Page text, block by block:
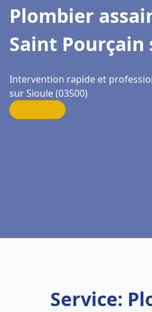
Plombier
Saint Pourçain
Intervention rapide et
sur Sioule (03500)
Service: